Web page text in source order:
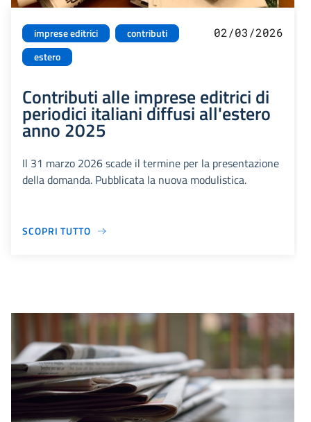
imprese editrici
contributi
estero
02/03/2026
Contributi alle imprese editrici di
periodici italiani diffusi all'estero
anno 2025
Il 31 marzo 2026 scade il termine per la presentazione
della domanda. Pubblicata la nuova modulistica.
SCOPRI TUTTO